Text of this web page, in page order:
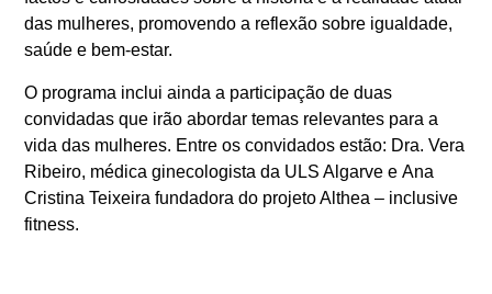
das mulheres, promovendo a reflexão sobre igualdade,
saúde e bem-estar.
O programa inclui ainda a participação de duas
convidadas que irão abordar temas relevantes para a
vida das mulheres. Entre os convidados estão: Dra. Vera
Ribeiro, médica ginecologista da ULS Algarve eAna
Cristina Teixeira fundadora do projeto Althea – inclusive
fitness.